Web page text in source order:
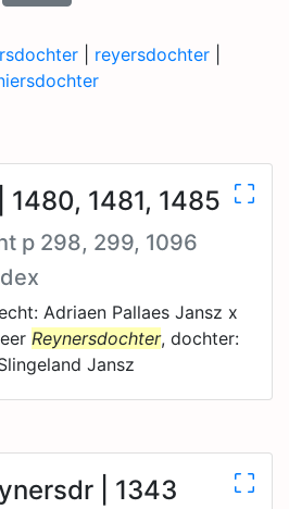
reyersdochter
1480, 1481, 1485
p 298, 299, 1096
Adriaen Pallaes Jansz x
Reynersdochter, dochter:
Jansz
| 1343